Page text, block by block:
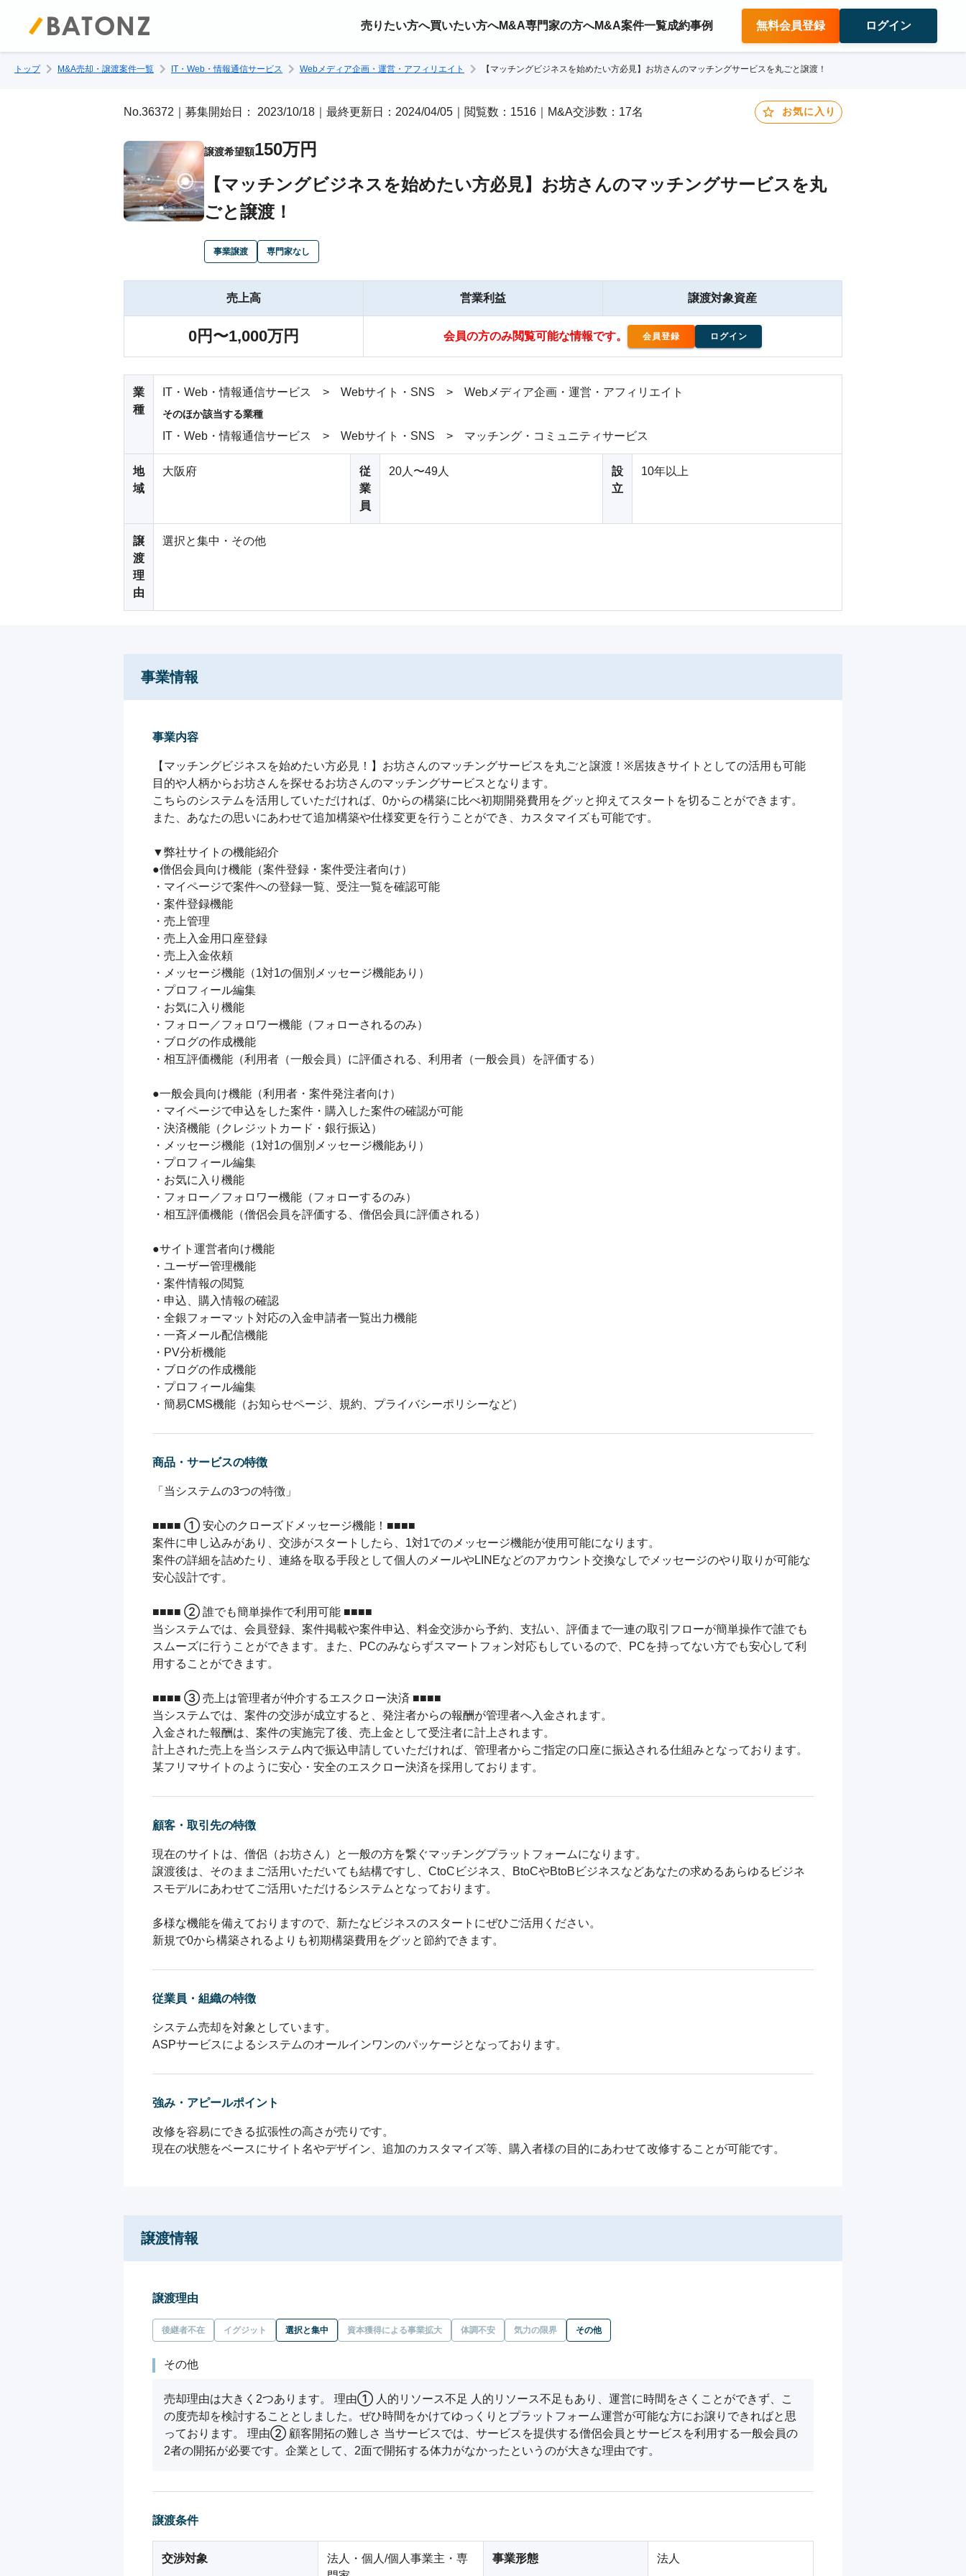
売りたい方へ買いたい方へM&A専門家の方へM&A案件一覧成約事例 無料会員登録 ログイン
トップ M&A売却・譲渡案件一覧 IT・Web・情報通信サービス Webメディア企画・運営・アフィリエイト 【マッチングビジネスを始めたい方必見】お坊さんのマッチングサービスを丸ごと譲渡！
No.36372｜募集開始日： 2023/10/18｜最終更新日：2024/04/05｜閲覧数：1516｜M&A交渉数：17名 お気に入り
譲渡希望額150万円
【マッチングビジネスを始めたい方必見】お坊さんのマッチングサービスを丸
ごと譲渡！
事業譲渡 専門家なし
売上高
0円〜1,000万円
営業利益
会員の方のみ閲覧可能な情報です。 会員登録 ログイン
譲渡対象資産
業
種
IT・Web・情報通信サービス > Webサイト・SNS > Webメディア企画・運営・アフィリエイト
そのほか該当する業種
IT・Web・情報通信サービス > Webサイト・SNS > マッチング・コミュニティサービス
地
域
大阪府
従
業
員
20人〜49人
設
立
10年以上
譲
渡
理
由
選択と集中・その他
事業情報
事業内容
【マッチングビジネスを始めたい方必見！】お坊さんのマッチングサービスを丸ごと譲渡！※居抜きサイトとしての活用も可能
目的や人柄からお坊さんを探せるお坊さんのマッチングサービスとなります。
こちらのシステムを活用していただければ、0からの構築に比べ初期開発費用をグッと抑えてスタートを切ることができます。
また、あなたの思いにあわせて追加構築や仕様変更を行うことができ、カスタマイズも可能です。
▼弊社サイトの機能紹介
●僧侶会員向け機能（案件登録・案件受注者向け）
・マイページで案件への登録一覧、受注一覧を確認可能
・案件登録機能
・売上管理
・売上入金用口座登録
・売上入金依頼
・メッセージ機能（1対1の個別メッセージ機能あり）
・プロフィール編集
・お気に入り機能
・フォロー／フォロワー機能（フォローされるのみ）
・ブログの作成機能
・相互評価機能（利用者（一般会員）に評価される、利用者（一般会員）を評価する）
●一般会員向け機能（利用者・案件発注者向け）
・マイページで申込をした案件・購入した案件の確認が可能
・決済機能（クレジットカード・銀行振込）
・メッセージ機能（1対1の個別メッセージ機能あり）
・プロフィール編集
・お気に入り機能
・フォロー／フォロワー機能（フォローするのみ）
・相互評価機能（僧侶会員を評価する、僧侶会員に評価される）
●サイト運営者向け機能
・ユーザー管理機能
・案件情報の閲覧
・申込、購入情報の確認
・全銀フォーマット対応の入金申請者一覧出力機能
・一斉メール配信機能
・PV分析機能
・ブログの作成機能
・プロフィール編集
・簡易CMS機能（お知らせページ、規約、プライバシーポリシーなど）
商品・サービスの特徴
「当システムの3つの特徴」
■■■■ ① 安心のクローズドメッセージ機能！■■■■
案件に申し込みがあり、交渉がスタートしたら、1対1でのメッセージ機能が使用可能になります。
案件の詳細を詰めたり、連絡を取る手段として個人のメールやLINEなどのアカウント交換なしでメッセージのやり取りが可能な
安心設計です。
■■■■ ② 誰でも簡単操作で利用可能 ■■■■
当システムでは、会員登録、案件掲載や案件申込、料金交渉から予約、支払い、評価まで一連の取引フローが簡単操作で誰でも
スムーズに行うことができます。また、PCのみならずスマートフォン対応もしているので、PCを持ってない方でも安心して利
用することができます。
■■■■ ③ 売上は管理者が仲介するエスクロー決済 ■■■■
当システムでは、案件の交渉が成立すると、発注者からの報酬が管理者へ入金されます。
入金された報酬は、案件の実施完了後、売上金として受注者に計上されます。
計上された売上を当システム内で振込申請していただければ、管理者からご指定の口座に振込される仕組みとなっております。
某フリマサイトのように安心・安全のエスクロー決済を採用しております。
顧客・取引先の特徴
現在のサイトは、僧侶（お坊さん）と一般の方を繋ぐマッチングプラットフォームになります。
譲渡後は、そのままご活用いただいても結構ですし、CtoCビジネス、BtoCやBtoBビジネスなどあなたの求めるあらゆるビジネ
スモデルにあわせてご活用いただけるシステムとなっております。
多様な機能を備えておりますので、新たなビジネスのスタートにぜひご活用ください。
新規で0から構築されるよりも初期構築費用をグッと節約できます。
従業員・組織の特徴
システム売却を対象としています。
ASPサービスによるシステムのオールインワンのパッケージとなっております。
強み・アピールポイント
改修を容易にできる拡張性の高さが売りです。
現在の状態をベースにサイト名やデザイン、追加のカスタマイズ等、購入者様の目的にあわせて改修することが可能です。
譲渡情報
譲渡理由
後継者不在 イグジット 選択と集中 資本獲得による事業拡大 体調不安 気力の限界 その他
その他
売却理由は大きく2つあります。 理由① 人的リソース不足 人的リソース不足もあり、運営に時間をさくことができず、こ
の度売却を検討することとしました。ぜひ時間をかけてゆっくりとプラットフォーム運営が可能な方にお譲りできればと思
っております。 理由② 顧客開拓の難しさ 当サービスでは、サービスを提供する僧侶会員とサービスを利用する一般会員の
2者の開拓が必要です。企業として、2面で開拓する体力がなかったというのが大きな理由です。
譲渡条件
交渉対象
法人・個人/個人事業主・専
事業形態 法人